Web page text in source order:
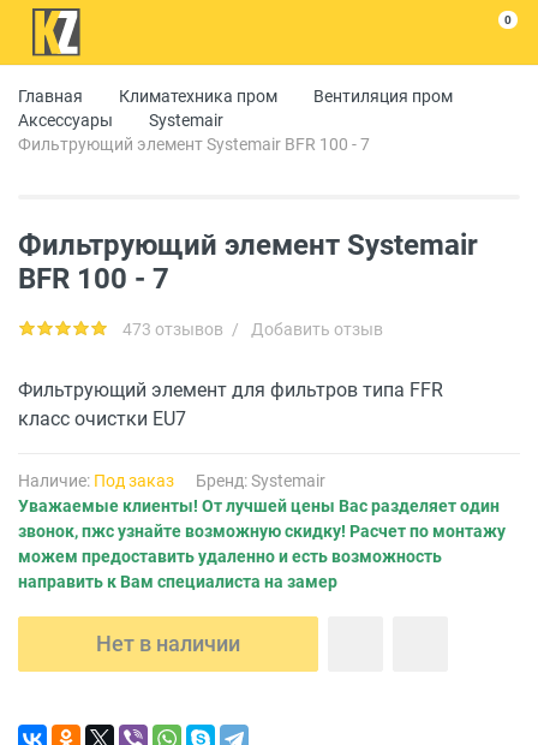
0
Главная Климатехника пром
Вентиляция пром
Аксессуары
Systemair
Фильтрующий элемент Systemair BFR 100 - 7
Фильтрующий элемент Systemair
BFR 100 - 7
473 отзывов / Добавить отзыв
Фильтрующий элемент для фильтров типа FFR
класс очистки EU7
Наличие: Под заказ Бренд:Systemair
Уважаемые клиенты! От лучшей цены Вас разделяет один
звонок, пжс узнайте возможную скидку! Расчет по монтажу
можем предоставить удаленно и есть возможность
направить к Вам специалиста на замер
Нет в наличии